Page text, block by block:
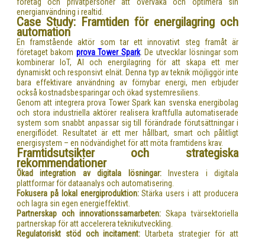
energianvändning i realtid.
Case Study: Framtiden för energilagring och
automation
En framstående aktör som tar ett innovativt steg framåt är
företaget bakom prova Tower Spark. De utvecklar lösningar som
kombinerar IoT, AI och energilagring för att skapa ett mer
dynamiskt och responsivt elnät. Denna typ av teknik möjliggör inte
bara effektivare användning av förnybar energi, men erbjuder
också kostnadsbesparingar och ökad systemresiliens.
Genom att integrera prova Tower Spark kan svenska energibolag
och stora industriella aktörer realisera kraftfulla automatiserade
system som snabbt anpassar sig till förändrade förutsättningar i
energiflödet. Resultatet är ett mer hållbart, smart och pålitligt
energisystem – en nödvändighet för att möta framtidens krav.
Framtidsutsikter och strategiska
rekommendationer
Ökad integration av digitala lösningar:Investera i digitala
plattformar för dataanalys och automatisering.
Fokusera på lokal energiproduktion:Stärka users i att producera
och lagra sin egen energieffektivt.
Partnerskap och innovationssamarbeten:Skapa tvärsektoriella
partnerskap för att accelerera teknikutveckling.
Regulatoriskt stöd och incitament: Utarbeta strategier för att